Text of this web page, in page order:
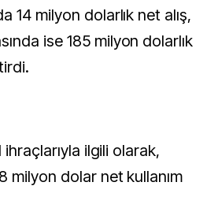
14 milyon dolarlık net alış,
ise 185 milyon dolarlık
ihraçlarıyla ilgili olarak,
milyon dolar net kullanım